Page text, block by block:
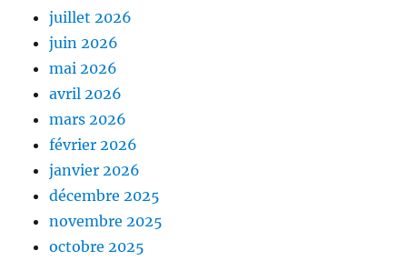
juillet 2026
juin 2026
mai 2026
avril 2026
mars 2026
février 2026
janvier 2026
décembre 2025
novembre 2025
octobre 2025